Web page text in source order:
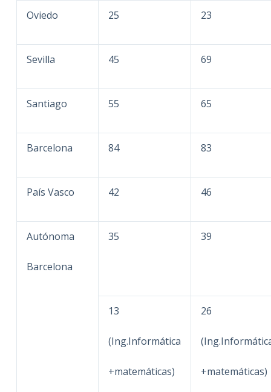
Oviedo 25 23
Sevilla 45 69
Santiago 55 65
Barcelona 84 83
País Vasco 42 46
Autónoma
Barcelona
35 39
13
(Ing.Informática
+matemáticas)
26
+matemáticas)